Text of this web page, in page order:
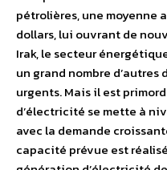
pétrolières, une moyenne
dollars, lui ouvrant de
Irak, le secteur
un grand nombre
urgents. Mais il est
d’électricité se mette à
avec la demande
capacité prévue est